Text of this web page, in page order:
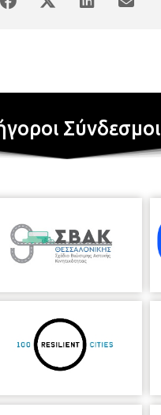
Σύνδεσμοι